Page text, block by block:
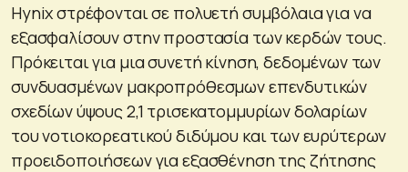
Hynix στρέφονται σε πολυετή συμβόλαια για να
εξασφαλίσουν στην προστασία των κερδών τους.
Πρόκειται για μια συνετή κίνηση, δεδομένων των
συνδυασμένων μακροπρόθεσμων επενδυτικών
σχεδίων ύψους 2,1 τρισεκατομμυρίων δολαρίων
του νοτιοκορεατικού διδύμου και των ευρύτερων
προειδοποιήσεων για εξασθένηση της ζήτησης